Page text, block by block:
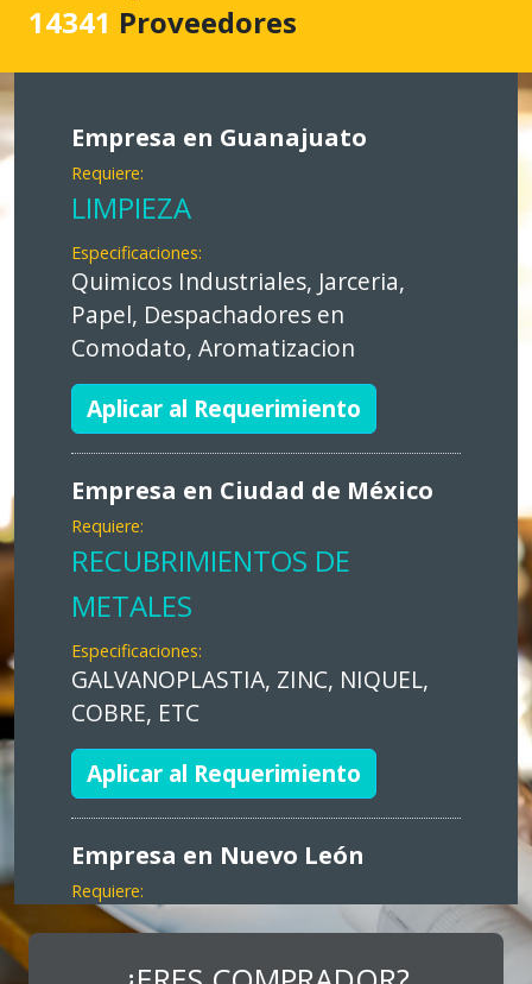
14341 Proveedores
Empresa en Guanajuato
Requiere:
LIMPIEZA
Especificaciones:
Quimicos Industriales, Jarceria,
Papel, Despachadores en
Comodato, Aromatizacion
Aplicar al Requerimiento
Empresa en Ciudad de México
Requiere:
RECUBRIMIENTOS DE
METALES
Especificaciones:
GALVANOPLASTIA, ZINC, NIQUEL,
COBRE, ETC
Aplicar al Requerimiento
Empresa en Nuevo León
Requiere:
MARKETING
Especificaciones: